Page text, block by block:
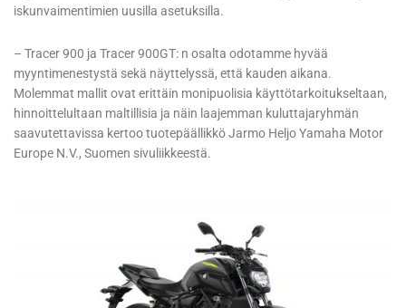
iskunvaimentimien uusilla asetuksilla.
– Tracer 900 ja Tracer 900GT: n osalta odotamme hyvää
myyntimenestystä sekä näyttelyssä, että kauden aikana.
Molemmat mallit ovat erittäin monipuolisia käyttötarkoitukseltaan,
hinnoittelultaan maltillisia ja näin laajemman kuluttajaryhmän
saavutettavissa kertoo tuotepäällikkö Jarmo Heljo Yamaha Motor
Europe N.V., Suomen sivuliikkeestä.